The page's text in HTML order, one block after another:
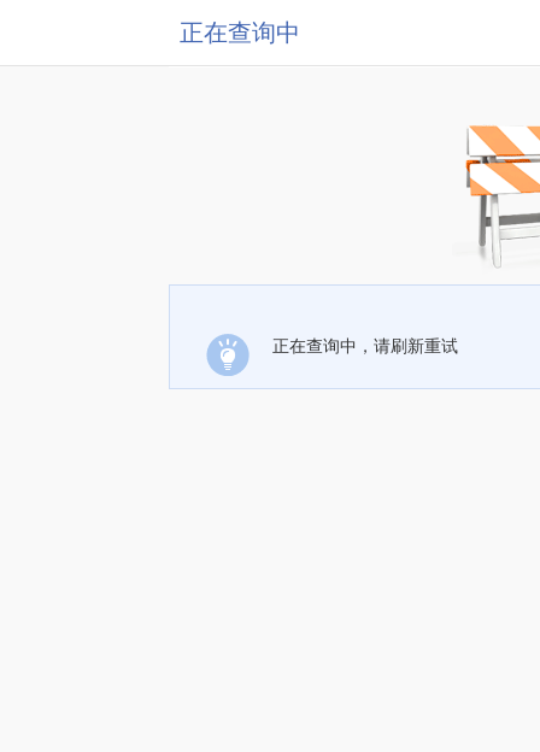
正在查询中
正在查询中，请刷新重试